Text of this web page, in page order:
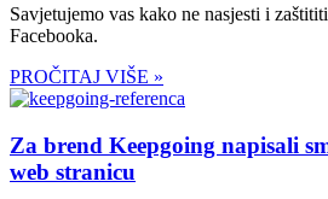
Savjetujemo vas kako ne nasjesti i
Facebooka.
PROČITAJ VIŠE »
Za brend Keepgoing napisali
web stranicu